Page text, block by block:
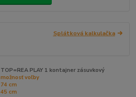
Splátková kalkulačka
TOP=REA PLAY 1 kontajner zásuvkový
možnosť voľby
74 cm
45 cm